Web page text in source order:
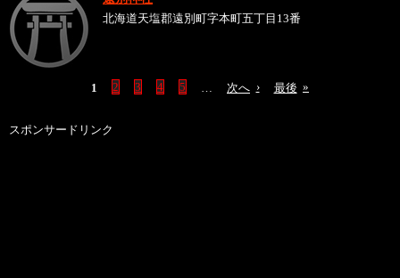
北海道天塩郡遠別町字本町五丁目13番
1 2 3 4 5 次へ › 最後 »
スポンサードリンク